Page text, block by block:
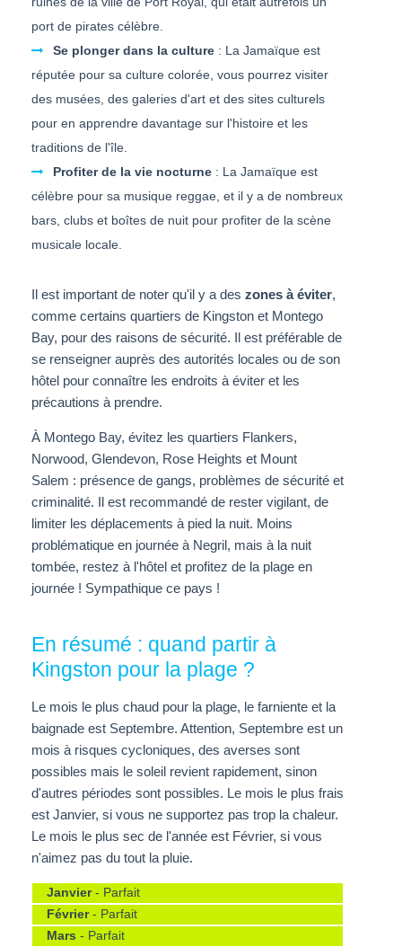
port de pirates célèbre.
Se plonger dans la culture : La Jamaïque est
réputée pour sa culture colorée, vous pourrez visiter
des musées, des galeries d'art et des sites culturels
pour en apprendre davantage sur l'histoire et les
traditions de l'île.
Profiter de la vie nocturne : La Jamaïque est
célèbre pour sa musique reggae, et il y a de nombreux
bars, clubs et boîtes de nuit pour profiter de la scène
musicale locale.
Il est important de noter qu'il y a des zones à éviter,
comme certains quartiers de Kingston et Montego
Bay, pour des raisons de sécurité. Il est préférable de
se renseigner auprès des autorités locales ou de son
hôtel pour connaître les endroits à éviter et les
précautions à prendre.
À Montego Bay, évitez les quartiers Flankers,
Norwood, Glendevon, Rose Heights et Mount
Salem : présence de gangs, problèmes de sécurité et
criminalité. Il est recommandé de rester vigilant, de
limiter les déplacements à pied la nuit. Moins
problématique en journée à Negril, mais à la nuit
tombée, restez à l'hôtel et profitez de la plage en
journée ! Sympathique ce pays !
En résumé : quand partir à
Kingston pour la plage ?
Le mois le plus chaud pour la plage, le farniente et la
baignade est Septembre. Attention, Septembre est un
mois à risques cycloniques, des averses sont
possibles mais le soleil revient rapidement, sinon
d'autres périodes sont possibles. Le mois le plus frais
est Janvier, si vous ne supportez pas trop la chaleur.
Le mois le plus sec de l'année est Février, si vous
n'aimez pas du tout la pluie.
Janvier- Parfait
Février- Parfait
Mars - Parfait